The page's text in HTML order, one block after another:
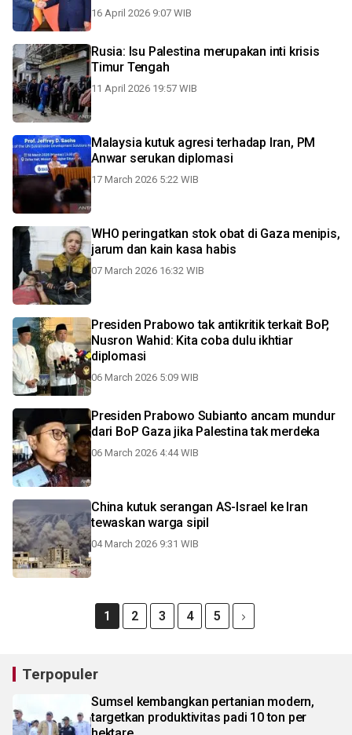
16 April 2026 9:07 WIB
Rusia: Isu Palestina merupakan inti krisis
Timur Tengah
11 April 2026 19:57 WIB
Malaysia kutuk agresi terhadap Iran, PM
Anwar serukan diplomasi
17 March 2026 5:22 WIB
WHO peringatkan stok obat di Gaza menipis,
jarum dan kain kasa habis
07 March 2026 16:32 WIB
Presiden Prabowo tak antikritik terkait BoP,
Nusron Wahid: Kita coba dulu ikhtiar
diplomasi
06 March 2026 5:09 WIB
Presiden Prabowo Subianto ancam mundur
dari BoP Gaza jika Palestina tak merdeka
06 March 2026 4:44 WIB
China kutuk serangan AS-Israel ke Iran
tewaskan warga sipil
04 March 2026 9:31 WIB
1 2 3 4 5
Terpopuler
Sumsel kembangkan pertanian modern,
targetkan produktivitas padi 10 ton per